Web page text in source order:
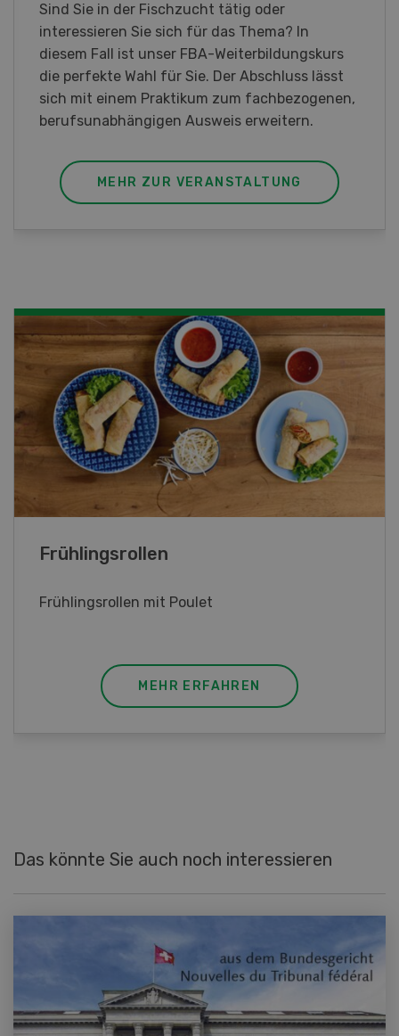
Die Keller Forstmaschinen laden zu den
DemoDays 2026 nach Wiedlisbach zu Live-
Demonstrationen und der CH-Premiere des
neuen 8-Rad-Forwarders ein.
MEHR ZUR VERANSTALTUNG
Kalbsgeschnetzeltes mit Apfelsauce
Kalbsgeschnetzeltes mit Apfelsauce, Kräuter
MEHR ERFAHREN
Das könnte Sie auch noch interessieren